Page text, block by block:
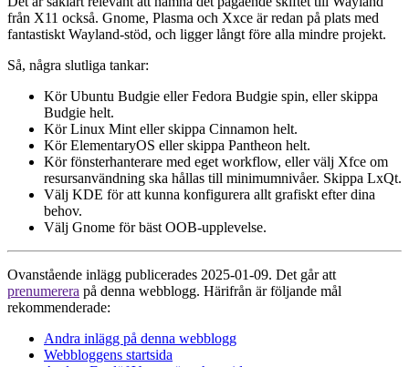
från X11 också. Gnome, Plasma och Xxce är redan på plats med
fantastiskt Wayland-stöd, och ligger långt före alla mindre projekt.
Så, några slutliga tankar:
Kör Ubuntu Budgie eller Fedora Budgie spin, eller skippa
Budgie helt.
Kör Linux Mint eller skippa Cinnamon helt.
Kör ElementaryOS eller skippa Pantheon helt.
Kör fönsterhanterare med eget workflow, eller välj Xfce om
resursanvändning ska hållas till minimumnivåer. Skippa LxQt.
Välj KDE för att kunna konfigurera allt grafiskt efter dina
behov.
Välj Gnome för bäst OOB-upplevelse.
Ovanstående inlägg publicerades 2025-01-09. Det går att
prenumerera på denna webblogg. Härifrån är följande mål
rekommenderade:
Andra inlägg på denna webblogg
Webbloggens startsida